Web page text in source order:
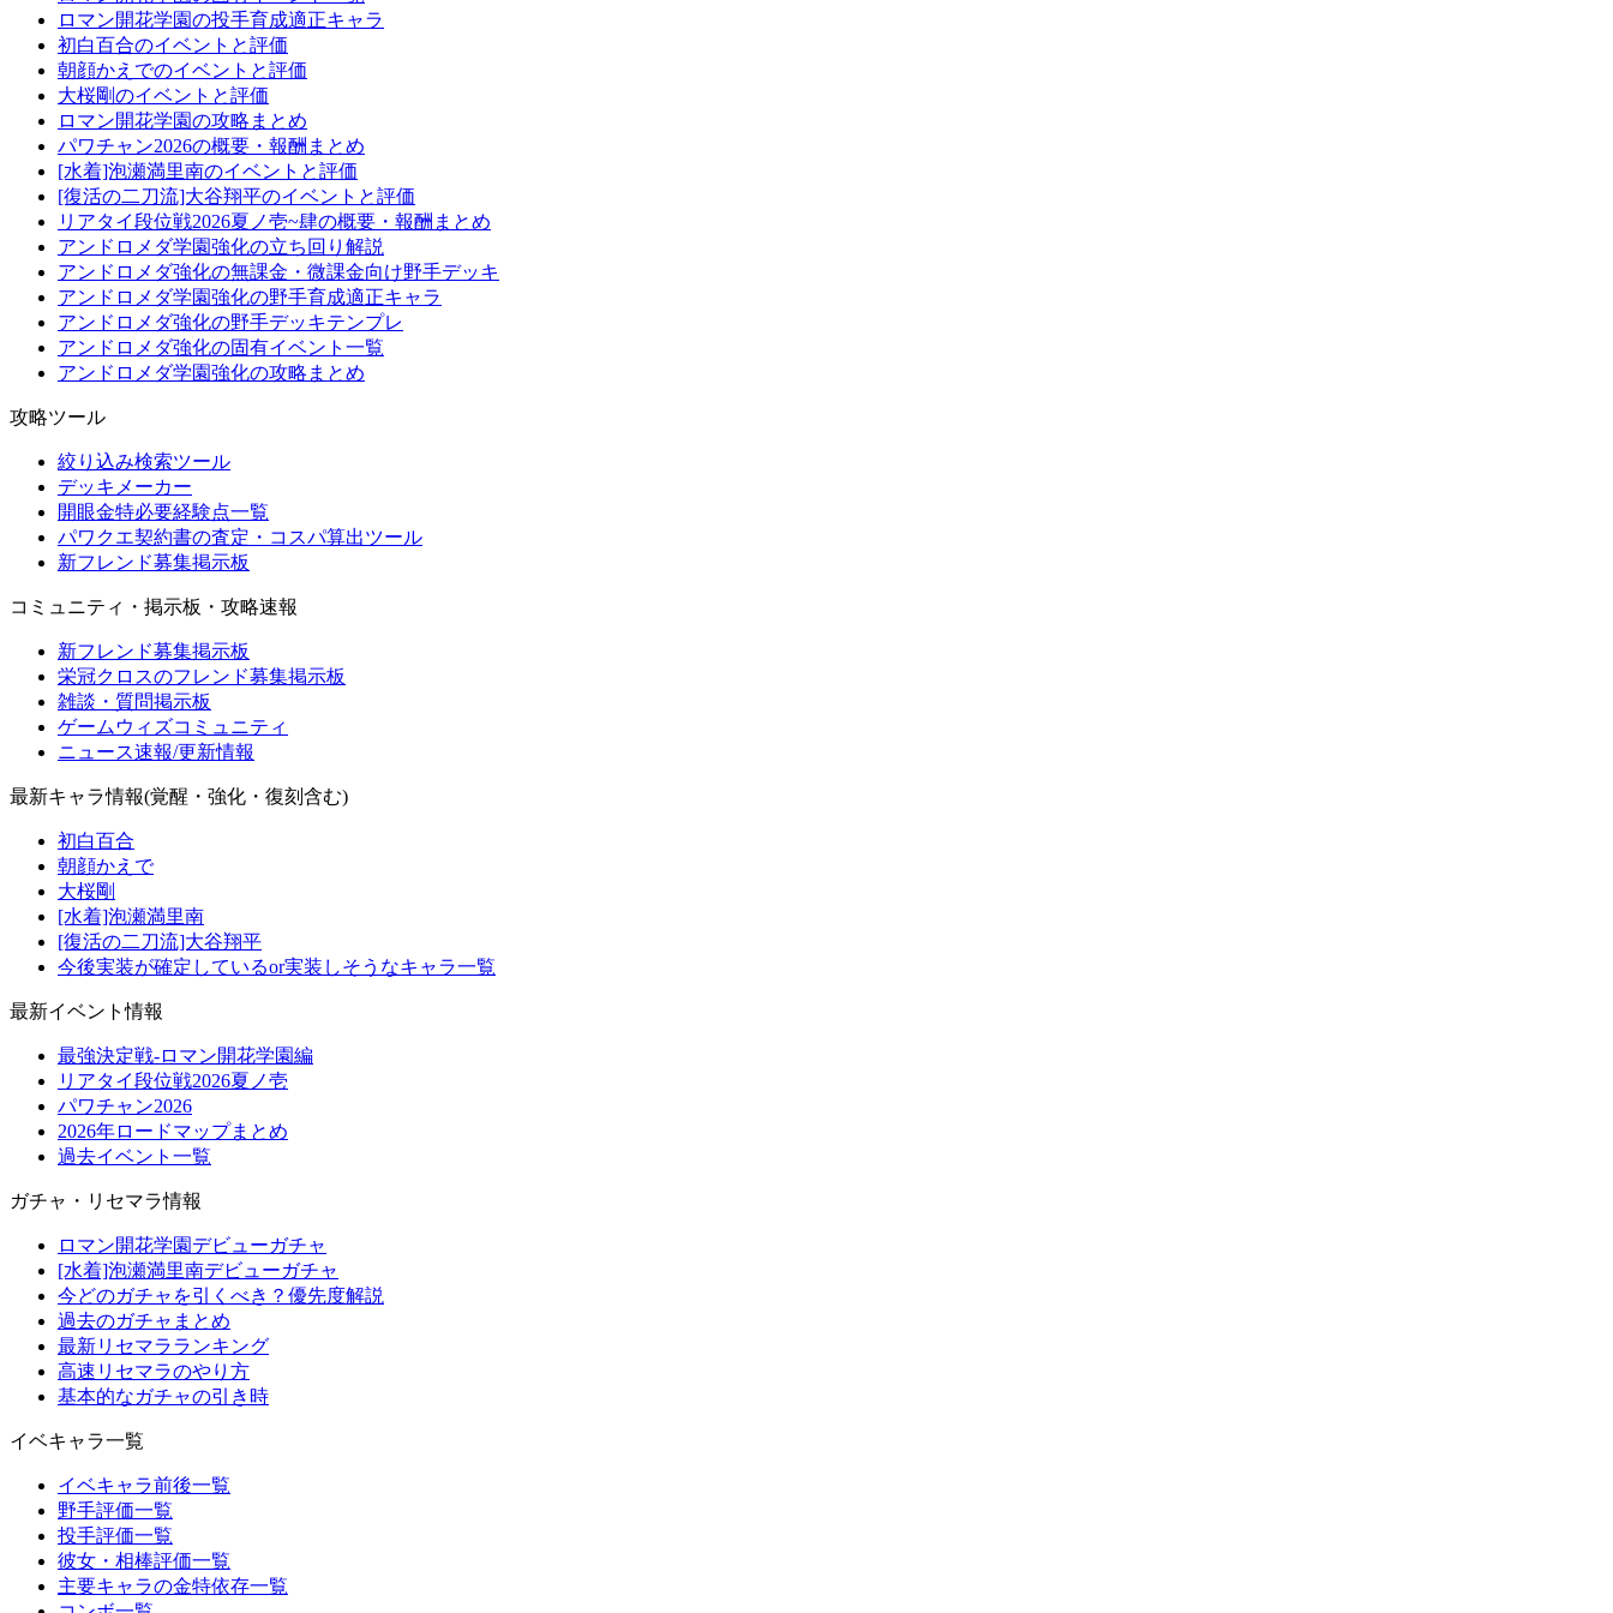
ロマン開花学園の投手育成適正キャラ
初白百合のイベントと評価
朝顔かえでのイベントと評価
大桜剛のイベントと評価
ロマン開花学園の攻略まとめ
パワチャン2026の概要・報酬まとめ
[水着]泡瀬満里南のイベントと評価
[復活の二刀流]大谷翔平のイベントと評価
リアタイ段位戦2026夏ノ壱~肆の概要・報酬まとめ
アンドロメダ学園強化の立ち回り解説
アンドロメダ強化の無課金・微課金向け野手デッキ
アンドロメダ学園強化の野手育成適正キャラ
アンドロメダ強化の野手デッキテンプレ
アンドロメダ強化の固有イベント一覧
アンドロメダ学園強化の攻略まとめ
攻略ツール
絞り込み検索ツール
デッキメーカー
開眼金特必要経験点一覧
パワクエ契約書の査定・コスパ算出ツール
新フレンド募集掲示板
コミュニティ・掲示板・攻略速報
新フレンド募集掲示板
栄冠クロスのフレンド募集掲示板
雑談・質問掲示板
ゲームウィズコミュニティ
ニュース速報/更新情報
最新キャラ情報(覚醒・強化・復刻含む)
初白百合
朝顔かえで
大桜剛
[水着]泡瀬満里南
[復活の二刀流]大谷翔平
今後実装が確定しているor実装しそうなキャラ一覧
最新イベント情報
最強決定戦-ロマン開花学園編
リアタイ段位戦2026夏ノ壱
パワチャン2026
2026年ロードマップまとめ
過去イベント一覧
ガチャ・リセマラ情報
ロマン開花学園デビューガチャ
[水着]泡瀬満里南デビューガチャ
今どのガチャを引くべき？優先度解説
過去のガチャまとめ
最新リセマラランキング
高速リセマラのやり方
基本的なガチャの引き時
イベキャラ一覧
イベキャラ前後一覧
野手評価一覧
投手評価一覧
彼女・相棒評価一覧
主要キャラの金特依存一覧